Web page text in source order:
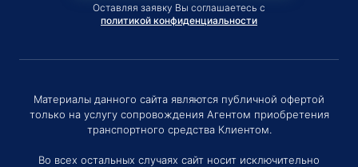
Оставляя заявку Вы соглашаетесь с
политикой конфиденциальности
Материалы данного сайта являются публичной офертой
только на услугу сопровождения Агентом приобретения
транспортного средства Клиентом.
Во всех остальных случаях сайт носит исключительно